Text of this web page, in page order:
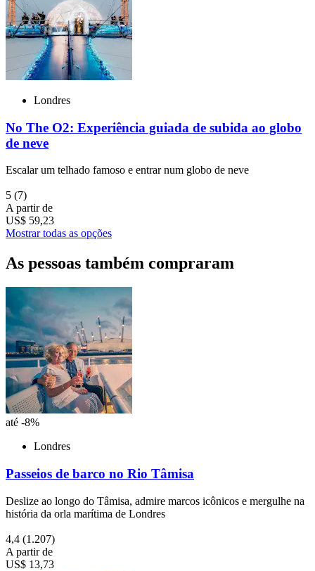
Londres
No The O2: Experiência guiada de subida ao globo
de neve
Escalar um telhado famoso e entrar num globo de neve
5 (7)
A partir de
US$ 59,23
Mostrar todas as opções
As pessoas também compraram
até -8%
Londres
Passeios de barco no Rio Tâmisa
Deslize ao longo do Tâmisa, admire marcos icônicos e mergulhe na
história da orla marítima de Londres
4,4 (1.207)
A partir de
US$ 13,73